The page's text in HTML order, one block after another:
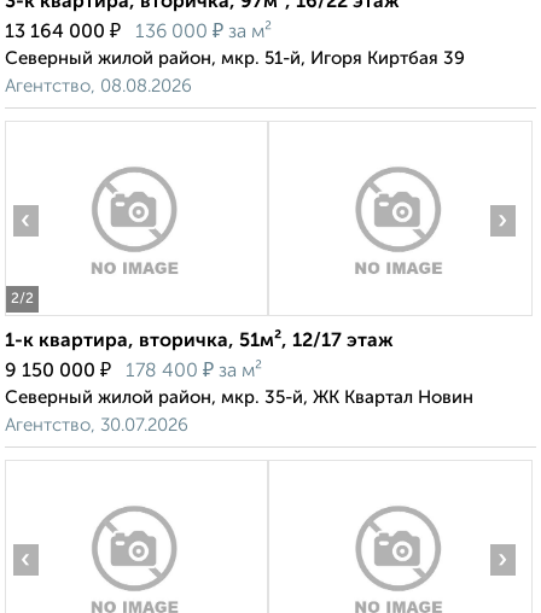
13 164 000 ₽ 136 000 ₽ за м²
Северный жилой район, мкр. 51-й, Игоря Киртбая 39
Агентство, 08.08.2026
2/2
‹ ›
1-к квартира, вторичка, 51м², 12/17 этаж
9 150 000 ₽ 178 400 ₽ за м²
Северный жилой район, мкр. 35-й, ЖК Квартал Новин
Агентство, 30.07.2026
‹ ›